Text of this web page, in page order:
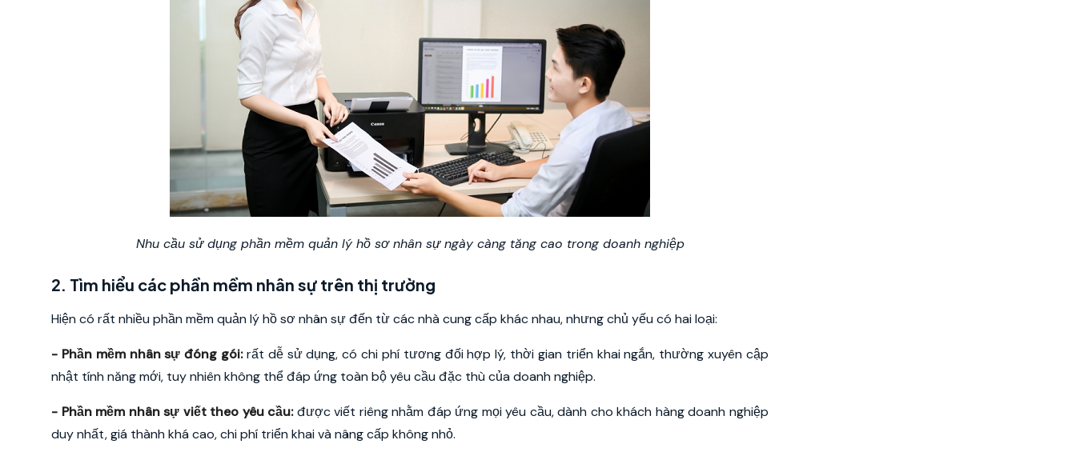
Nhu cầu sử dụng phần mềm quản lý hồ sơ nhân sự ngày càng tăng cao trong doanh nghiệp
2. Tìm hiểu các phần mềm nhân sự trên thị trường
Hiện có rất nhiều phần mềm quản lý hồ sơ nhân sự đến từ các nhà cung cấp khác nhau, nhưng chủ yếu có hai loại:
- Phần mềm nhân sự đóng gói:rất dễ sử dụng, có chi phí tương đối hợp lý, thời gian triển khai ngắn, thường xuyên cập
nhật tính năng mới, tuy nhiên không thể đáp ứng toàn bộ yêu cầu đặc thù của doanh nghiệp.
- Phần mềm nhân sự viết theo yêu cầu:được viết riêng nhằm đáp ứng mọi yêu cầu, dành cho khách hàng doanh nghiệp
duy nhất, giá thành khá cao, chi phí triển khai và nâng cấp không nhỏ.